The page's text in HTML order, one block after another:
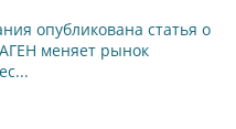
опубликована статья о
меняет рынок